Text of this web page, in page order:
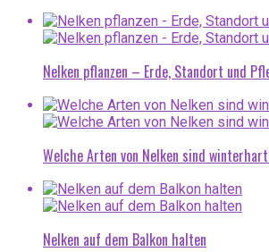
Nelken pflanzen – Erde, Standort und
Welche Arten von Nelken sind
Nelken auf dem Balkon halten